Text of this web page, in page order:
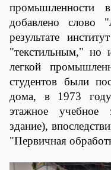
промышленности
добавлено слово
результате
"текстильным," но
легкой
студентов были
дома, в 1973
этажное
здание),
"Первичная